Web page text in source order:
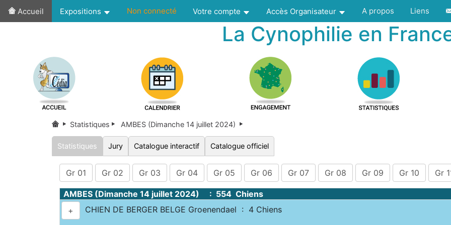
Accueil Expositions Non connecté Votre compte Accès Organisateur A propos Liens
La Cynophilie en
Statistiques AMBES (Dimanche 14 juillet 2024)
Statistiques Jury Catalogue interactif Catalogue officiel
Gr 01 Gr 02 Gr 03 Gr 04 Gr 05 Gr 06 Gr 07 Gr 08 Gr 09 Gr 10 Gr
AMBES (Dimanche 14 juillet 2024) : 554 Chiens
+
CHIEN DE BERGER BELGE Groenendael : 4 Chiens